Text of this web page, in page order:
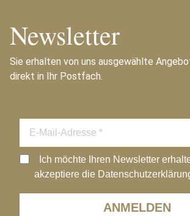
Newsletter
Sie erhalten von uns ausgewählte
direkt in Ihr Postfach.
ANMELDEN
Ich möchte Ihren Newsletter
akzeptiere die